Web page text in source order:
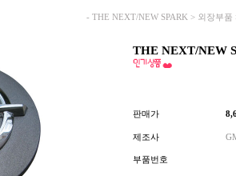
- THE NEXT/NEW SPARK > 외장부품
THE NEXT/NEW
판매가
제조사
부품번호